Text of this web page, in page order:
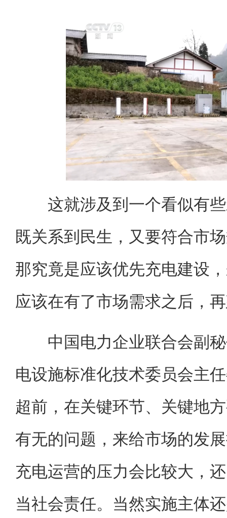
这就涉及到一个看似有些
既关系到民生，又要符合市
那究竟是应该优先充电建设
应该在有了市场需求之后，
中国电力企业联合会副秘
电设施标准化技术委员会主
超前，在关键环节、关键地
有无的问题，来给市场的发
充电运营的压力会比较大，
当社会责任。当然实施主体